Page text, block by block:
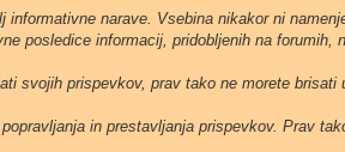
informativne narave. Vsebina nikakor ni
posledice informacij, pridobljenih na forumih,
svojih prispevkov, prav tako ne morete brisati
in prestavljanja prispevkov. Prav